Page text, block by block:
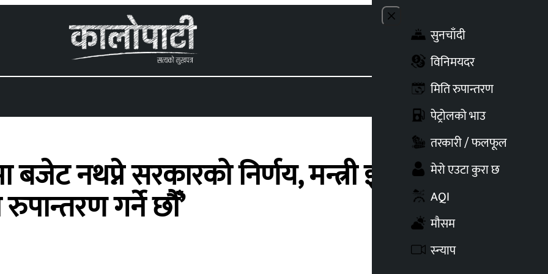
Close menu
सुनचाँदी
विनिमयदर
मिति रुपान्तरण
पेट्रोलको भाउ
तरकारी / फलफूल
मेरो एउटा कुरा छ
AQI
मौसम
स्न्याप
बजेट नथप्ने सरकारको निर्णय, मन्त्री झाँक्री भन्छिन्
गर्ने छौँ’